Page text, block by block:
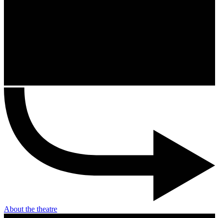
About the theatre